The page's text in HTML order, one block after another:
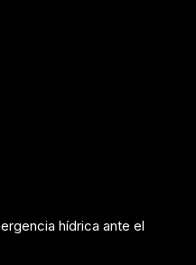
hídrica ante el